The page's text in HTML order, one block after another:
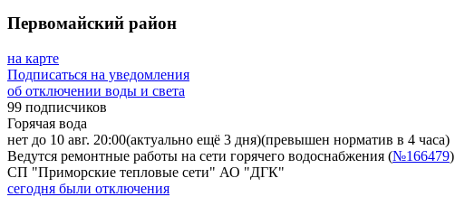
Первомайский район
на карте
Подписаться на уведомления
об отключении воды и света
99 подписчиков
Горячая вода
нет до 10 авг. 20:00(актуально ещё 3 дня)(превышен норматив в 4 часа)
Ведутся ремонтные работы на сети горячего водоснабжения (№166479)
СП "Приморские тепловые сети" АО "ДГК"
сегодня были отключения